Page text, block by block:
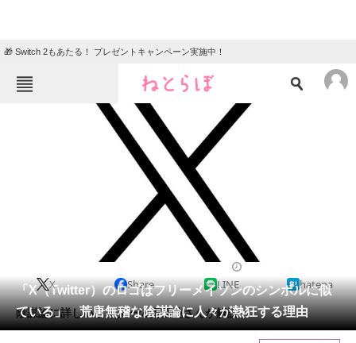
🎁 Switch 2もあたる！ プレゼントキャンペーン実施中！
ねとらぼメニュー
ニュース
クイズ
地域
教育・育児
リサーチ
会員記事
メディア
「X（Twitter）のロゴはフリーメイソンのシンボルに似
ている」 荒唐無稽な陰謀論に人々が熱狂する理由
X Share LINE hatena
陰謀論に詳しいライターの雨宮純さんが解説。